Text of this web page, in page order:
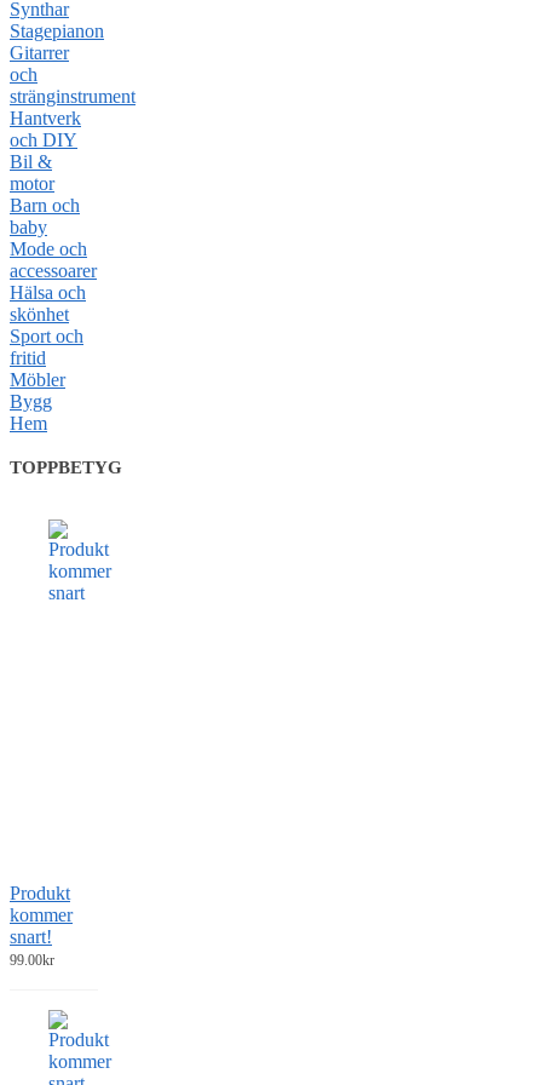
Synthar
Stagepianon
Gitarrer
och
stränginstrument
Hantverk
och DIY
Bil &
motor
Barn och
baby
Mode och
accessoarer
Hälsa och
skönhet
Sport och
fritid
Möbler
Bygg
Hem
TOPPBETYG
Produkt
kommer
snart!
99.00kr